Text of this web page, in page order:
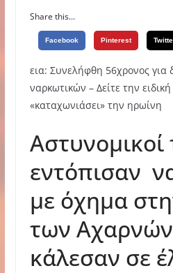
Share this...
Facebook Pinterest
εια: Συνελήφθη 56χρονος για
ναρκωτικών – Δείτε την
«καταχωνιάσει» την ηρωίνη
Αστυνομικοί
εντόπισαν
με όχημα
των Αχαρνών
κάλεσαν σε